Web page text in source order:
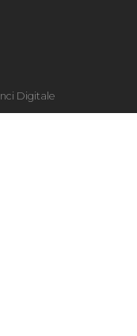
Digitale